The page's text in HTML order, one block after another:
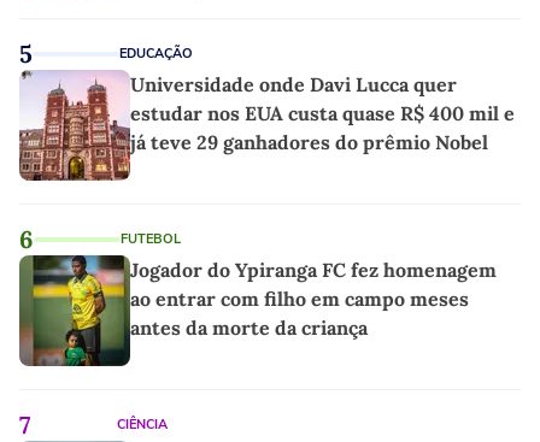
5 EDUCAÇÃO
Universidade onde Davi Lucca quer
estudar nos EUA custa quase R$ 400 mil e
já teve 29 ganhadores do prêmio Nobel
6 FUTEBOL
Jogador do Ypiranga FC fez homenagem
ao entrar com filho em campo meses
antes da morte da criança
7 CIÊNCIA